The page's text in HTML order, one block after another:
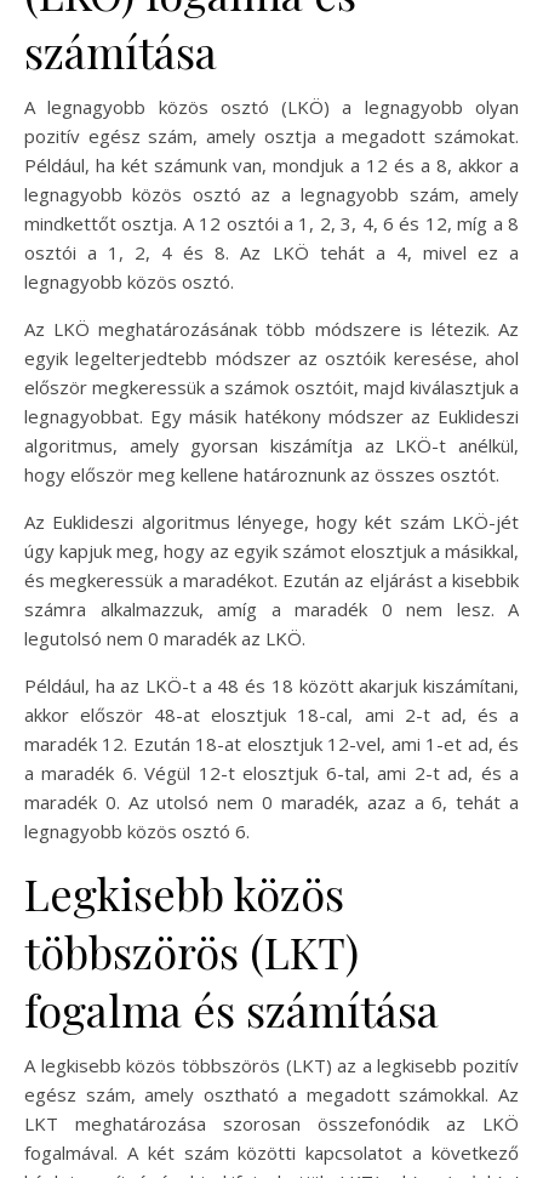
számítása
A legnagyobb közös osztó (LKÖ) a legnagyobb olyan
pozitív egész szám, amely osztja a megadott számokat.
Például, ha két számunk van, mondjuk a 12 és a 8, akkor a
legnagyobb közös osztó az a legnagyobb szám, amely
mindkettőt osztja. A 12 osztói a 1, 2, 3, 4, 6 és 12, míg a 8
osztói a 1, 2, 4 és 8. Az LKÖ tehát a 4, mivel ez a
legnagyobb közös osztó.
Az LKÖ meghatározásának több módszere is létezik. Az
egyik legelterjedtebb módszer az osztóik keresése, ahol
először megkeressük a számok osztóit, majd kiválasztjuk a
legnagyobbat. Egy másik hatékony módszer az Euklideszi
algoritmus, amely gyorsan kiszámítja az LKÖ-t anélkül,
hogy először meg kellene határoznunk az összes osztót.
Az Euklideszi algoritmus lényege, hogy két szám LKÖ-jét
úgy kapjuk meg, hogy az egyik számot elosztjuk a másikkal,
és megkeressük a maradékot. Ezután az eljárást a kisebbik
számra alkalmazzuk, amíg a maradék 0 nem lesz. A
legutolsó nem 0 maradék az LKÖ.
Például, ha az LKÖ-t a 48 és 18 között akarjuk kiszámítani,
akkor először 48-at elosztjuk 18-cal, ami 2-t ad, és a
maradék 12. Ezután 18-at elosztjuk 12-vel, ami 1-et ad, és
a maradék 6. Végül 12-t elosztjuk 6-tal, ami 2-t ad, és a
maradék 0. Az utolsó nem 0 maradék, azaz a 6, tehát a
legnagyobb közös osztó 6.
Legkisebb közös
többszörös (LKT)
fogalma és számítása
A legkisebb közös többszörös (LKT) az a legkisebb pozitív
egész szám, amely osztható a megadott számokkal. Az
LKT meghatározása szorosan összefonódik az LKÖ
fogalmával. A két szám közötti kapcsolatot a következő